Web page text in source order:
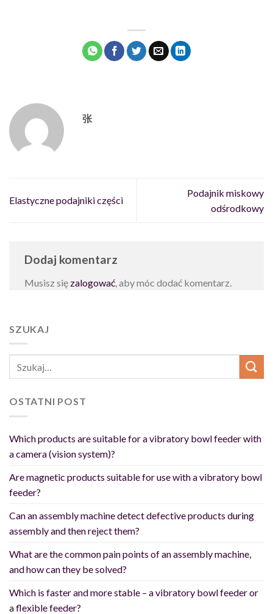
张
Elastyczne podajniki części
Podajnik miskowy
odśrodkowy
Dodaj komentarz
Musisz się zalogować , aby móc dodać komentarz.
SZUKAJ
OSTATNI POST
Which products are suitable for a vibratory bowl feeder with
a camera (vision system)?
Are magnetic products suitable for use with a vibratory bowl
feeder?
Can an assembly machine detect defective products during
assembly and then reject them?
What are the common pain points of an assembly machine,
and how can they be solved?
Which is faster and more stable – a vibratory bowl feeder or
a flexible feeder?